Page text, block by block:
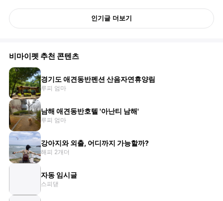
인기글 더보기
비마이펫 추천 콘텐츠
경기도 애견동반펜션 산음자연휴양림
루피 엄마
남해 애견동반호텔 '아난티 남해'
루피 엄마
강아지와 외출, 어디까지 가능할까?
해피 2개더
자동 임시글
스피댇